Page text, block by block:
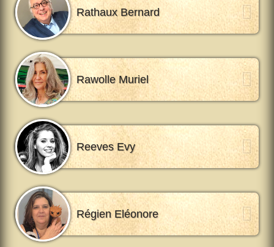
Rathaux Bernard
Rawolle Muriel
Reeves Evy
Régien Eléonore